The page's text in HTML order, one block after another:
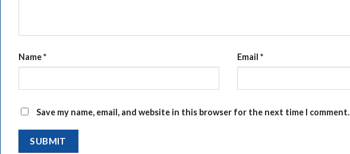
Name* Email*
Save my name, email, and website in this browser for the next time I comment.